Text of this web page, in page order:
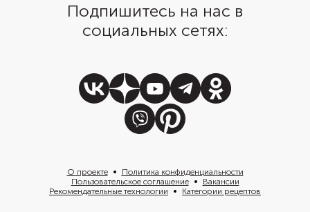
Подпишитесь на нас в
социальных сетях:
О проекте
Политика конфиденциальности
Пользовательское соглашение
Вакансии
Рекомендательные технологии
Категории рецептов